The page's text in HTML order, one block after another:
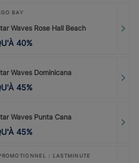
BAY
Waves Rose Hall Beach
40%
Waves Dominicana
45%
Waves Punta Cana
45%
: LASTMINUTE